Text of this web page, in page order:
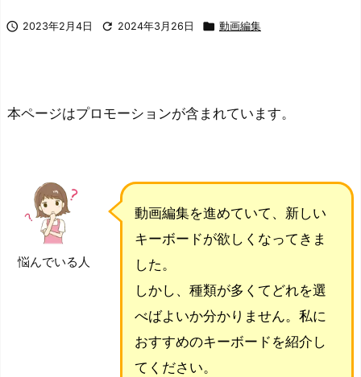
 2023年2月4日  2024年3月26日  動画編集
本ページはプロモーションが含まれています。
悩んでいる人
動画編集を進めていて、新しい
キーボードが欲しくなってきま
した。
しかし、種類が多くてどれを選
べばよいか分かりません。私に
おすすめのキーボードを紹介し
てください。